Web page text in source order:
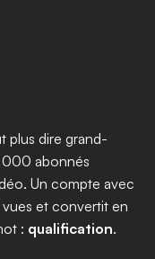
plus dire grand-
abonnés
Un compte avec
et convertit en
: qualification.